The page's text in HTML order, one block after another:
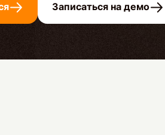
Записаться на демо